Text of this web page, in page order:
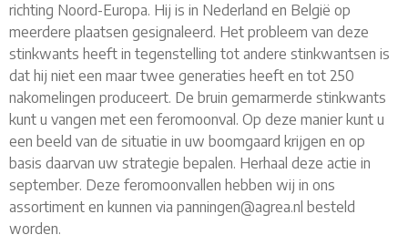
richting Noord-Europa. Hij is in Nederland en België op
meerdere plaatsen gesignaleerd. Het probleem van deze
stinkwants heeft in tegenstelling tot andere stinkwantsen is
dat hij niet een maar twee generaties heeft en tot 250
nakomelingen produceert. De bruin gemarmerde stinkwants
kunt u vangen met een feromoonval. Op deze manier kunt u
een beeld van de situatie in uw boomgaard krijgen en op
basis daarvan uw strategie bepalen. Herhaal deze actie in
september. Deze feromoonvallen hebben wij in ons
assortiment en kunnen via panningen@agrea.nl besteld
worden.